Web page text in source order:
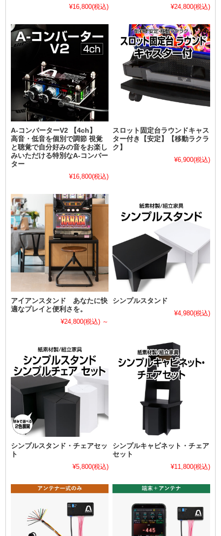
¥16,800(税込)
¥24,800(税込)
A-コンバーターV2 【4ch】
高音・低音を個別で調節 視覚
と聴覚で自分好みの音をお楽し
みいただける特別なA-コンバー
ター
¥16,800(税込)
スロット固定台ラウンドキャス
ター付き【安定】【移動ラクラ
ク】
¥6,900(税込)
アイアンスタンド あなたに快
適なプレイと便利さを。
¥24,800(税込) ～
シンプルスタンド
¥4,980(税込)
シンプルスタンド・チェアセッ
ト
¥5,800(税込)
シンプルキャビネット・チェア
セット
¥11,800(税込)